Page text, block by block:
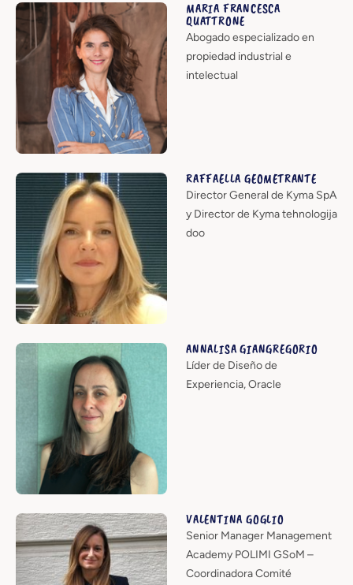
MARIA FRANCESCA
QUATTRONE
Abogado especializado en
propiedad industrial e
intelectual
RAFFAELLA GEOMETRANTE
Director General de Kyma SpA
y Director de Kyma tehnologija
doo
ANNALISA GIANGREGORIO
Líder de Diseño de
Experiencia, Oracle
VALENTINA GOGLIO
Senior Manager Management
Academy POLIMI GSoM –
Coordinadora Comité